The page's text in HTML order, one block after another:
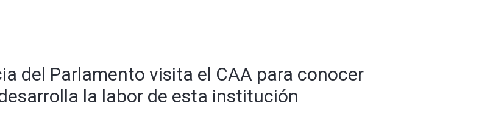
del Parlamento visita el CAA para conocer
la labor de esta institución